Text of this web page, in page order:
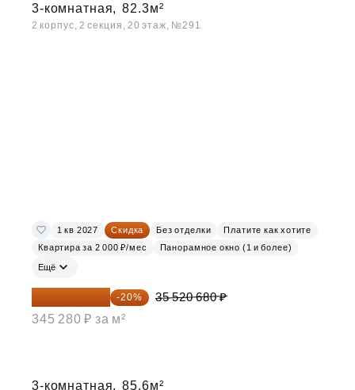
3-комнатная, 82.3м²
2 корпус, 2 секция, 20 этаж, №291
1 кв 2027 Скидка Без отделки
Платите как хотите
Квартира за 2 000 ₽/мес
Панорамное окно (1 и более)
Ещё
28 416 544 ₽ -20%
35 520 680 ₽
345 280 ₽ за м²
3-комнатная, 85.6м²